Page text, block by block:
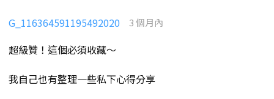
G_116364591195492020 3 個月內
超級贊！這個必須收藏～
我自己也有整理一些私下心得分享